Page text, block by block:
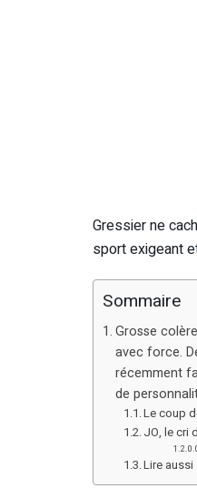
Gressier ne
sport exigeant
Sommaire
Grosse
avec force.
récemment
de
Le coup
JO, le cri
Lire aussi